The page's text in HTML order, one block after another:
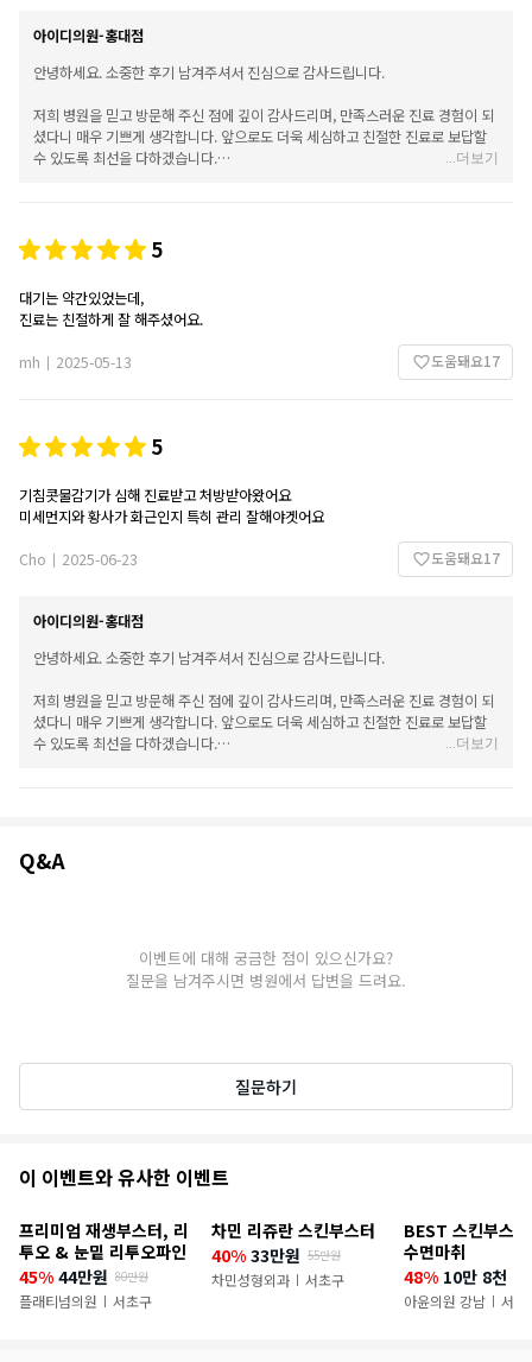
아이디의원-홍대점
안녕하세요. 소중한 후기 남겨주셔서 진심으로 감사드립니다.
저희 병원을 믿고 방문해 주신 점에 깊이 감사드리며, 만족스러운 진료 경험이 되
셨다니 매우 기쁘게 생각합니다. 앞으로도 더욱 세심하고 친절한 진료로 보답할
수 있도록 최선을 다하겠습니다.
더보기
5
대기는 약간있었는데,
진료는 친절하게 잘 해주셨어요.
mh
2025-05-13 도움돼요17
5
기침콧물감기가 심해 진료받고 처방받아왔어요
미세먼지와 황사가 화근인지 특히 관리 잘해야겟어요
Cho
2025-06-23 도움돼요17
아이디의원-홍대점
안녕하세요. 소중한 후기 남겨주셔서 진심으로 감사드립니다.
저희 병원을 믿고 방문해 주신 점에 깊이 감사드리며, 만족스러운 진료 경험이 되
셨다니 매우 기쁘게 생각합니다. 앞으로도 더욱 세심하고 친절한 진료로 보답할
수 있도록 최선을 다하겠습니다.
더보기
Q&A
이벤트에 대해 궁금한 점이 있으신가요?
질문을 남겨주시면 병원에서 답변을 드려요.
질문하기
추
이
벤
이 이벤트와 유사한 이벤트
프리미엄 재생부스터, 리
투오 & 눈밑 리투오파인
45% 44만원 80만원
플래티넘의원 | 서초구
차민 리쥬란 스킨부스터
40% 33만원 55만원
차민성형외과 | 서초구
BEST 스킨부스
수면마취
48% 10만 8천 9
아윤의원 강남 | 서초